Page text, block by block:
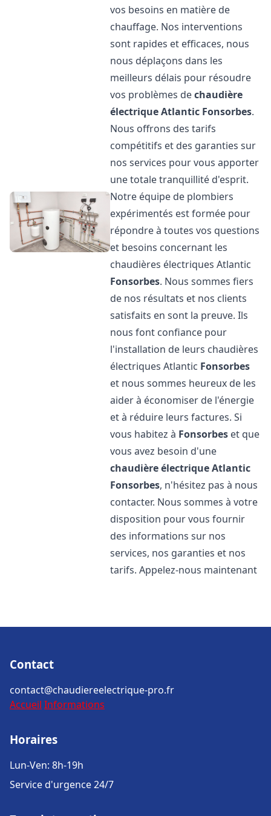
vos besoins en matière de
chauffage. Nos interventions
sont rapides et efficaces, nous
nous déplaçons dans les
meilleurs délais pour résoudre
vos problèmes dechaudière
électrique Atlantic Fonsorbes.
Nous offrons des tarifs
compétitifs et des garanties sur
nos services pour vous apporter
une totale tranquillité d'esprit.
Notre équipe de plombiers
expérimentés est formée pour
répondre à toutes vos questions
et besoins concernant les
chaudières électriques Atlantic
Fonsorbes. Nous sommes fiers
de nos résultats et nos clients
satisfaits en sont la preuve. Ils
nous font confiance pour
l'installation de leurs chaudières
électriques Atlantic Fonsorbes
et nous sommes heureux de les
aider à économiser de l'énergie
et à réduire leurs factures. Si
vous habitez à Fonsorbes et que
vous avez besoin d'une
chaudière électrique Atlantic
Fonsorbes, n'hésitez pas à nous
contacter. Nous sommes à votre
disposition pour vous fournir
des informations sur nos
services, nos garanties et nos
tarifs. Appelez-nous maintenant
Contact
contact@chaudiereelectrique-pro.fr
Accueil Informations
Horaires
Lun-Ven: 8h-19h
Service d'urgence 24/7